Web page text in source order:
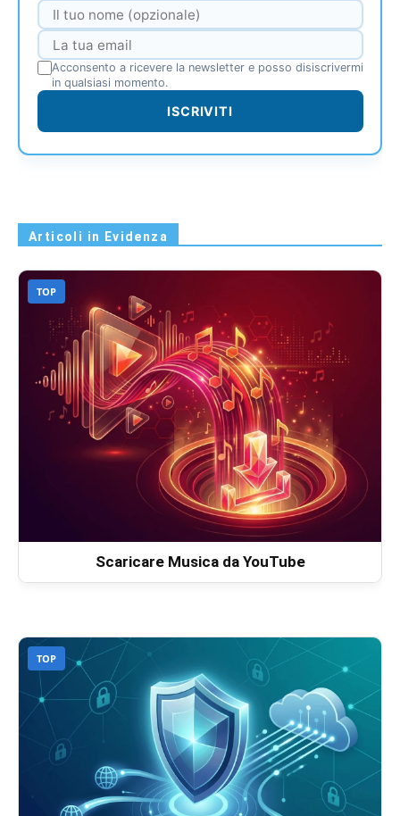
Acconsento a ricevere la newsletter e posso disiscrivermi
in qualsiasi momento.
ISCRIVITI
Articoli in Evidenza
TOP
Scaricare Musica da YouTube
TOP